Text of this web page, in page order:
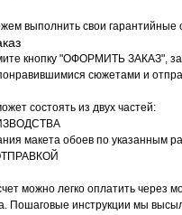
выполнить свои гарантийные
кнопку "ОФОРМИТЬ ЗАКАЗ",
сюжетами и
состоять из двух частей:
макета обоев по указанным
можно легко оплатить через
Пошаговые инструкции мы